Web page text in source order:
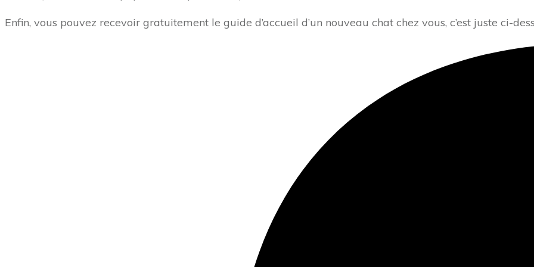
Enfin, vous pouvez recevoir gratuitement le guide d’accueil d’un nouveau chat chez vous, c’est juste ci-